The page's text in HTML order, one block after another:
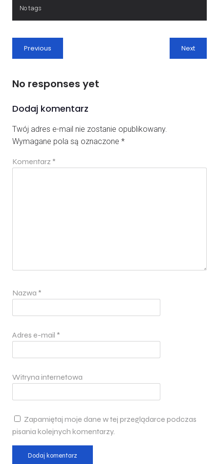
No tags
Previous Next
No responses yet
Dodaj komentarz
Twój adres e-mail nie zostanie opublikowany.
Wymagane pola są oznaczone *
Komentarz *
Nazwa *
Adres e-mail *
Witryna internetowa
Zapamiętaj moje dane w tej przeglądarce podczas
pisania kolejnych komentarzy.